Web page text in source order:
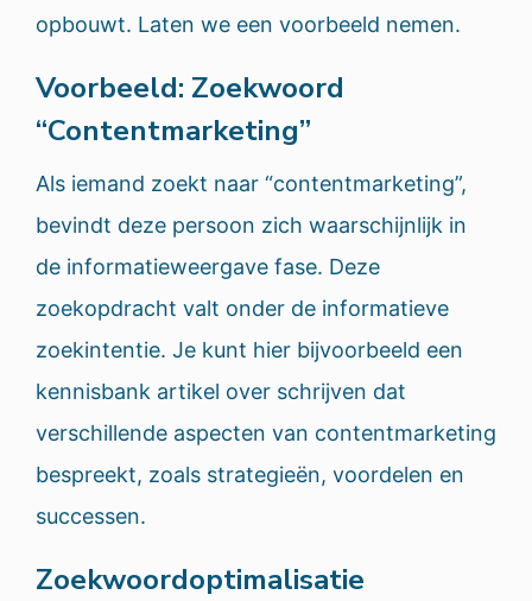
opbouwt. Laten we een voorbeeld nemen.
Voorbeeld: Zoekwoord
“Contentmarketing”
Als iemand zoekt naar “contentmarketing”,
bevindt deze persoon zich waarschijnlijk in
de informatieweergave fase. Deze
zoekopdracht valt onder de informatieve
zoekintentie. Je kunt hier bijvoorbeeld een
kennisbank artikel over schrijven dat
verschillende aspecten van contentmarketing
bespreekt, zoals strategieën, voordelen en
successen.
Zoekwoordoptimalisatie